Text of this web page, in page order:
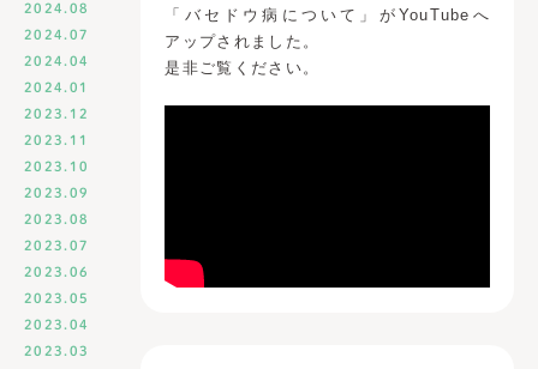
2024.08
2024.07
2024.04
2024.01
2023.12
2023.11
2023.10
2023.09
2023.08
2023.07
2023.06
2023.05
2023.04
2023.03
「バセドウ病について」がYouTubeへ
アップされました。
是非ご覧ください。